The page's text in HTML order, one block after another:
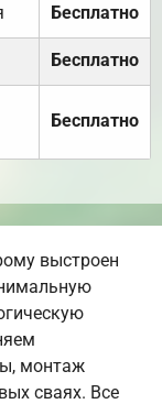
Бесплатно
Бесплатно
Бесплатно
выстроен
монтаж
сваях. Все